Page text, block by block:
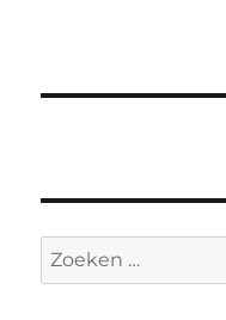
Zoeken
naar: